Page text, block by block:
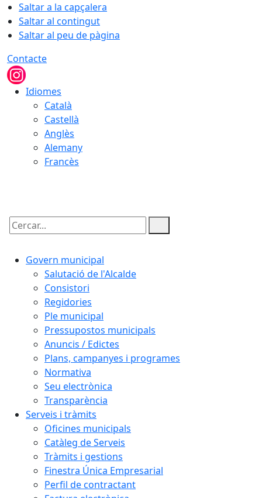
Saltar a la capçalera
Saltar al contingut
Saltar al peu de pàgina
Contacte
Idiomes
Català
Castellà
Anglès
Alemany
Francès
Cercar:
Govern municipal
Salutació de l'Alcalde
Consistori
Regidories
Ple municipal
Pressupostos municipals
Anuncis / Edictes
Plans, campanyes i programes
Normativa
Seu electrònica
Transparència
Serveis i tràmits
Oficines municipals
Catàleg de Serveis
Tràmits i gestions
Finestra Única Empresarial
Perfil de contractant